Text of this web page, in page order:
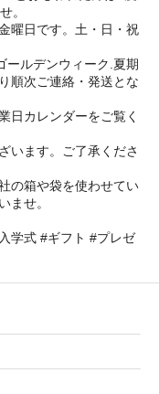
。
曜日です。土・日・祝
ルデンウィーク.夏期
順次ご連絡・発送とな
日カレンダーをご覧く
います。ご了承くださ
の箱や袋を使わせてい
ませ。
学式 #ギフト #プレゼ